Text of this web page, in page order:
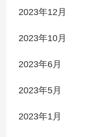
2023年12月
2023年10月
2023年6月
2023年5月
2023年1月